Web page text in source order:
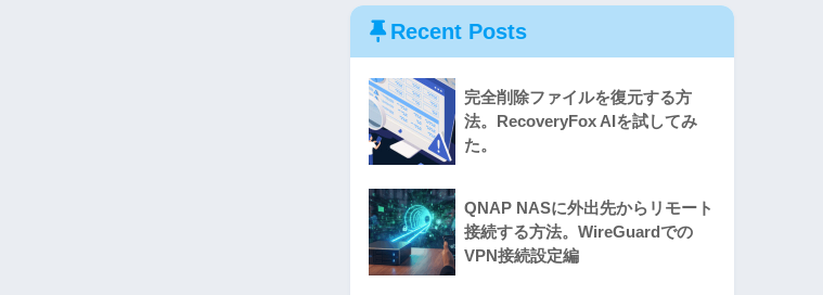
Recent Posts
完全削除ファイルを復元する方
法。RecoveryFox AIを試してみ
た。
QNAP NASに外出先からリモート
接続する方法。WireGuardでの
VPN接続設定編